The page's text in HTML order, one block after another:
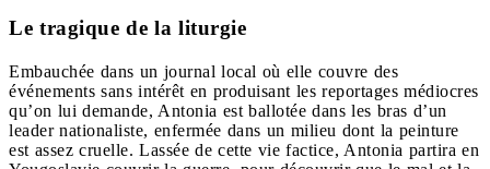
Le tragique de la liturgie
Embauchée dans un journal local où elle couvre des
événements sans intérêt en produisant les reportages médiocres
qu’on lui demande, Antonia est ballotée dans les bras d’un
leader nationaliste, enfermée dans un milieu dont la peinture
est assez cruelle. Lassée de cette vie factice, Antonia partira en